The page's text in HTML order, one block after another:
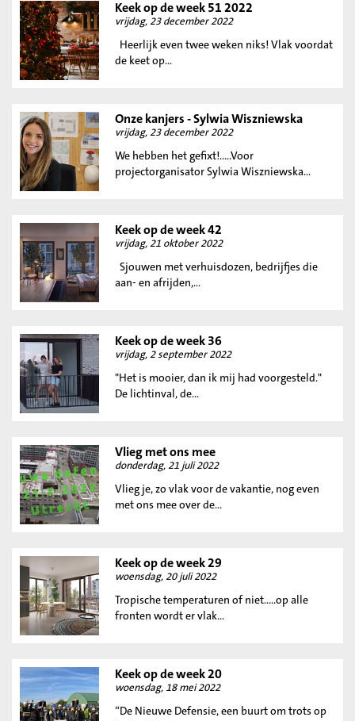
Keek op de week 51 2022
vrijdag, 23 december 2022
Heerlijk even twee weken niks! Vlak voordat
de keet op...
Onze kanjers - Sylwia Wiszniewska
vrijdag, 23 december 2022
We hebben het gefixt!.....Voor
projectorganisator Sylwia Wiszniewska...
Keek op de week 42
vrijdag, 21 oktober 2022
Sjouwen met verhuisdozen, bedrijfjes die
aan- en afrijden,...
Keek op de week 36
vrijdag, 2 september 2022
"Het is mooier, dan ik mij had voorgesteld."
De lichtinval, de...
Vlieg met ons mee
donderdag, 21 juli 2022
Vlieg je, zo vlak voor de vakantie, nog even
met ons mee over de...
Keek op de week 29
woensdag, 20 juli 2022
Tropische temperaturen of niet…..op alle
fronten wordt er vlak...
Keek op de week 20
woensdag, 18 mei 2022
“De Nieuwe Defensie, een buurt om trots op